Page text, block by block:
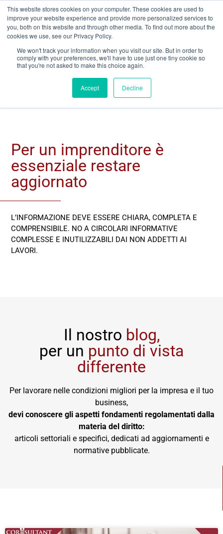
This website stores cookies on your computer. These cookies are used to
improve your website experience and provide more personalized services to
you, both on this website and through other media. To find out more about the
cookies we use, see our Privacy Policy.
We won't track your information when you visit our site. But in order to
comply with your preferences, we'll have to use just one tiny cookie so
that you're not asked to make this choice again.
Accept Decline
Per un imprenditore è
essenziale restare
aggiornato
L’INFORMAZIONE DEVE ESSERE CHIARA, COMPLETA E
COMPRENSIBILE. NO A CIRCOLARI INFORMATIVE
COMPLESSE E INUTILIZZABILI DAI NON ADDETTI AI
LAVORI.
Il nostro blog,
per un punto di vista
differente
Per lavorare nelle condizioni migliori per la impresa e il tuo
business,
devi conoscere gli aspetti fondamenti regolamentati dalla
materia del diritto:
articoli settoriali e specifici, dedicati ad aggiornamenti e
normative pubblicate.